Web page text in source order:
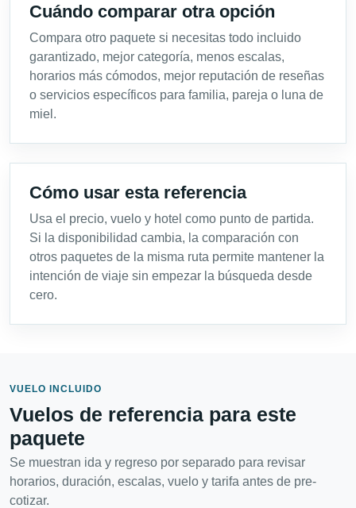
Cuándo comparar otra opción
Compara otro paquete si necesitas todo incluido
garantizado, mejor categoría, menos escalas,
horarios más cómodos, mejor reputación de reseñas
o servicios específicos para familia, pareja o luna de
miel.
Cómo usar esta referencia
Usa el precio, vuelo y hotel como punto de partida.
Si la disponibilidad cambia, la comparación con
otros paquetes de la misma ruta permite mantener la
intención de viaje sin empezar la búsqueda desde
cero.
VUELO INCLUIDO
Vuelos de referencia para este
paquete
Se muestran ida y regreso por separado para revisar
horarios, duración, escalas, vuelo y tarifa antes de pre-
cotizar.